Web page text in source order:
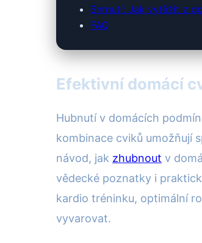
Shrnutí: Jak vytěžit z
FAQ
Efektivní domácí
Hubnutí v domácích
kombinace cviků umožňují
návod, jak zhubnout v
vědecké poznatky i
kardio tréninku, optimální
vyvarovat.